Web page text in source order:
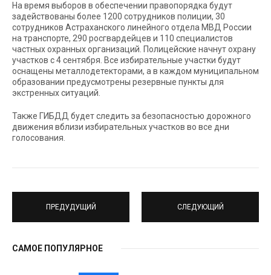
На время выборов в обеспечении правопорядка будут
задействованы более 1200 сотрудников полиции, 30
сотрудников Астраханского линейного отдела МВД России
на транспорте, 290 росгвардейцев и 110 специалистов
частных охранных организаций. Полицейские начнут охрану
участков с 4 сентября. Все избирательные участки будут
оснащены металлодетекторами, а в каждом муниципальном
образовании предусмотрены резервные пункты для
экстренных ситуаций.
Также ГИБДД будет следить за безопасностью дорожного
движения вблизи избирательных участков во все дни
голосования.
ПРЕДУДУЩИЙ СЛЕДУЮЩИЙ
САМОЕ ПОПУЛЯРНОЕ